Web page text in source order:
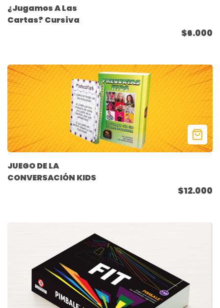
¿Jugamos A Las
Cartas? Cursiva
$6.000
JUEGO DE LA
CONVERSACIÓN KIDS
$12.000